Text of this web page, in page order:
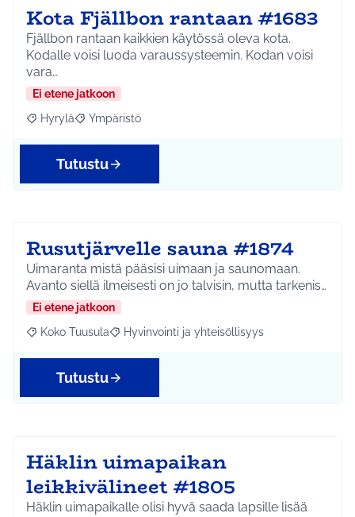
Kota Fjällbon rantaan #1683
Fjällbon rantaan kaikkien käytössä oleva kota.
Kodalle voisi luoda varaussysteemin. Kodan voisi
vara…
Ei etene jatkoon
Rajaa tulokset aihepiirin mukaan: Hyrylä
Hyrylä Rajaa tulokset teeman mukaan: Ympäristö
Ympäristö
Tutustu
Rusutjärvelle sauna #1874
Uimaranta mistä pääsisi uimaan ja saunomaan.
Avanto siellä ilmeisesti on jo talvisin, mutta tarkenis…
Ei etene jatkoon
Rajaa tulokset aihepiirin mukaan: Koko Tuusula
Koko Tuusula Rajaa tulokset teeman mukaan: Hyvinvointi ja
Hyvinvointi ja yhteisöllisyys
Tutustu
Häklin uimapaikan
leikkivälineet #1805
Häklin uimapaikalle olisi hyvä saada lapsille lisää